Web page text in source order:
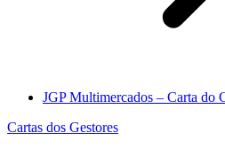
JGP Multimercados – Carta do
Cartas dos Gestores